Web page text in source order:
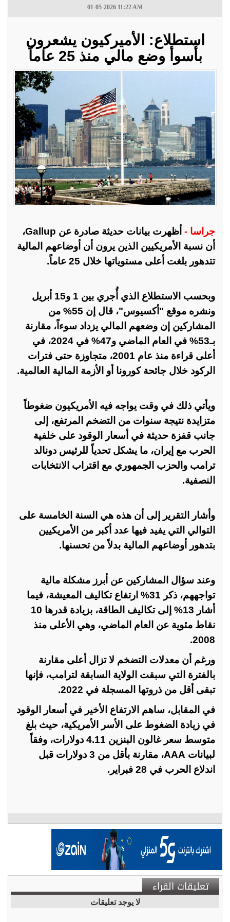
01-05-2026 11:22 AM
استطلاع: الأميركيون يشعرون
بأسوأ وضع مالي منذ 25 عاماً
جراسا -
أظهرت بيانات حديثة صادرة عن ‏Gallup،
أن نسبة الأمريكيين الذين يرون أن أوضاعهم ‏المالية
تتدهور بلغت أعلى مستوياتها خلال 25 عاماً.‏
وبحسب الاستطلاع الذي أُجري بين 1 و15 أبريل
ونشره موقع "أكسيوس"، قال إن 55% من
المشاركين إن وضعهم المالي يزداد سوءاً، مقارنة
‏بـ53% في العام الماضي و47% في 2024، في
أعلى قراءة منذ عام 2001، متجاوزة حتى فترات
الركود خلال ‏جائحة كورونا أو الأزمة المالية العالمية.‏
ويأتي ذلك في وقت يواجه فيه الأمريكيون ضغوطاً
متزايدة نتيجة سنوات من التضخم المرتفع، إلى
جانب قفزة حديثة ‏في أسعار الوقود على خلفية
الحرب مع إيران، ما يشكل تحدياً للرئيس دونالد
ترامب والحزب الجمهوري مع اقتراب ‏الانتخابات
النصفية.‏
وأشار التقرير إلى أن هذه هي السنة الخامسة على
التوالي التي يفيد فيها عدد أكبر من الأمريكيين
بتدهور أوضاعهم ‏المالية بدلاً من تحسنها.‏
وعند سؤال المشاركين عن أبرز مشكلة مالية
تواجههم، ذكر 31% ارتفاع تكاليف المعيشة، فيما
أشار 13% إلى ‏تكاليف الطاقة، بزيادة قدرها 10
نقاط مئوية عن العام الماضي، وهي الأعلى منذ
2008.‏
ورغم أن معدلات التضخم لا تزال أعلى مقارنة
بالفترة التي سبقت الولاية السابقة لترامب، فإنها
تبقى أقل من ذروتها ‏المسجلة في 2022.‏
في المقابل، ساهم الارتفاع الأخير في أسعار الوقود
في زيادة الضغوط على الأسر الأمريكية، حيث بلغ
متوسط سعر ‏غالون البنزين 4.11 دولارات، وفقاً
لبيانات ‏AAA، مقارنة بأقل من 3 دولارات قبل
اندلاع الحرب في 28 فبراير.‏
تعليقات القراء
لا يوجد تعليقات